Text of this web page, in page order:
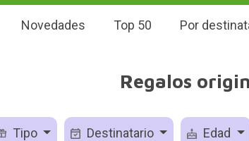
Novedades Top 50 Por
Regalos
Tipo Destinatario Edad